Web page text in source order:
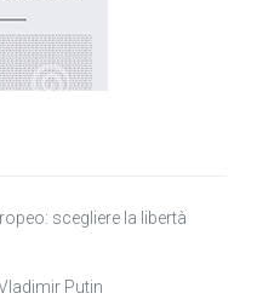
scegliere la libertà
Putin